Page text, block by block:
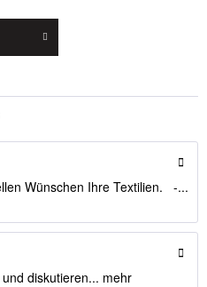
Wünschen Ihre Textilien. -...
diskutieren... mehr